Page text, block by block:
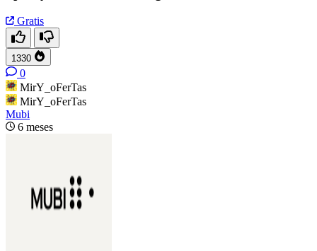
Gratis
1330
0
MirY_oFerTas
MirY_oFerTas
Mubi
6 meses